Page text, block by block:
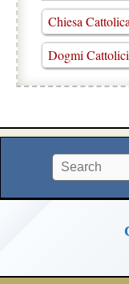
Chiesa Cattolica
Dogmi Cattolici